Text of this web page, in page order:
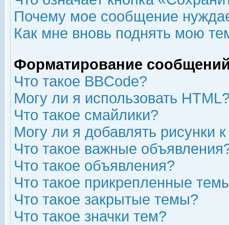
Почему мое сообщение
Как мне вновь поднять мою
Форматирование
Что такое BBCode?
Могу ли я использовать
Что такое смайлики?
Могу ли я добавлять рисунки
Что такое важные
Что такое объявления?
Что такое прикрепленные
Что такое закрытые темы?
Что такое значки тем?